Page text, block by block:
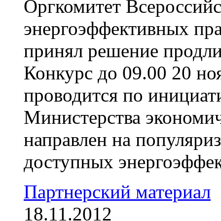
Оргкомитет
энергоэффективных
принял решение
Конкурс до 09.00 20
проводится по
Министерства
направлен на
доступных
Партнерский материал
18.11.2012